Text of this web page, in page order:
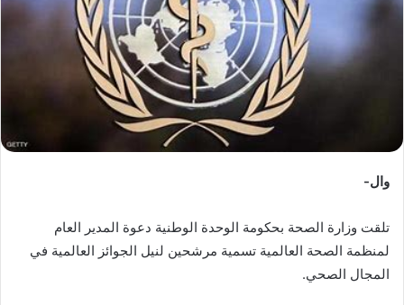
ي
د
ا
إ
ل
ك
ر
وال-
تلقت وزارة الصحة بحكومة الوحدة الوطنية دعوة المدير العام
لمنظمة الصحة العالمية تسمية مرشحين لنيل الجوائز العالمية في
المجال الصحي.